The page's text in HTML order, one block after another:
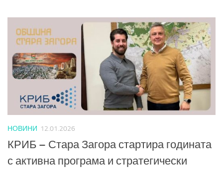
НОВИНИ 12.01.2026
КРИБ – Стара Загора стартира годината
с активна програма и стратегически